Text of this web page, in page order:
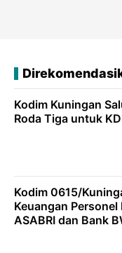
Kodim Kuningan
Roda Tiga untuk
Kodim 0615/
Keuangan
ASABRI dan Bank